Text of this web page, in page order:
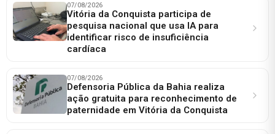
07/08/2026
Vitória da Conquista participa de
pesquisa nacional que usa IA para
identificar risco de insuficiência
cardíaca
07/08/2026
Defensoria Pública da Bahia realiza
ação gratuita para reconhecimento de
paternidade em Vitória da Conquista